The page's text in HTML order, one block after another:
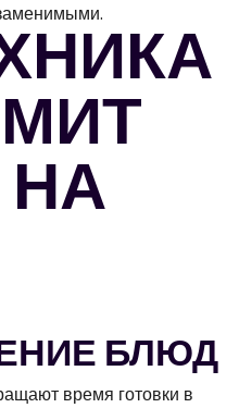
БЛЮД
время готовки в